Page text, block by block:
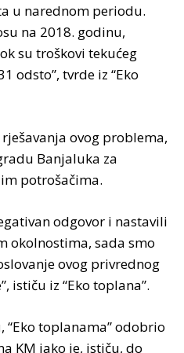
u narednom periodu.
na 2018. godinu,
su troškovi tekućeg
odsto”, tvrde iz “Eko
ovog problema,
Banjaluka za
potrošačima.
odgovor i nastavili
okolnostima, sada smo
ovog privrednog
ističu iz “Eko toplana”.
toplanama” odobrio
KM iako je, ističu, do